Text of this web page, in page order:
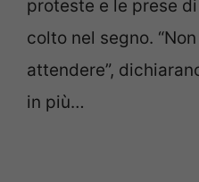
proteste e le prese
colto nel segno.
attendere”,
in più…